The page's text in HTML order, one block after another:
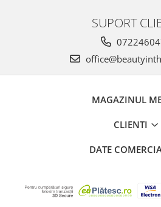
SUPORT
MAGAZINUL
CLIENTI
DATE